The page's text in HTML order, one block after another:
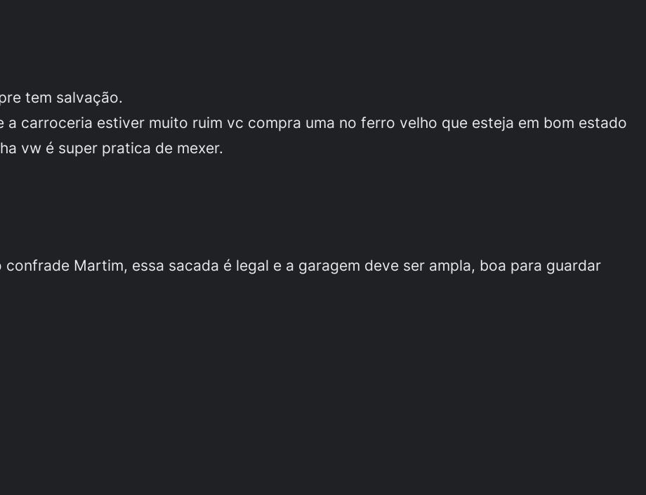
tem salvação.
a carroceria estiver muito ruim vc compra uma no ferro velho que esteja em bom estado
vw é super pratica de mexer.
Martim, essa sacada é legal e a garagem deve ser ampla, boa para guardar